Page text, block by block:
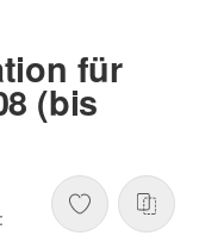
für
(bis